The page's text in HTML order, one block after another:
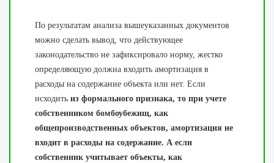
По результатам анализа вышеуказанных документов
можно сделать вывод, что действующее
законодательство не зафиксировало норму, жестко
определяющую должна входить амортизация в
расходы на содержание объекта или нет. Если
исходить из формального признака, то при учете
собственником бомбоубежищ, как
общепроизводственных объектов, амортизация не
входит в расходы на содержание. А если
собственник учитывает объекты, как